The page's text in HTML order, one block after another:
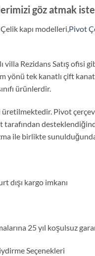
göz atmak
kapı modelleri, Pivot
villa Rezidans Satış ofisi
yönü tek kanatlı çift
ürünlerdir.
Pivot
ile birlikte
dışı kargo imkanı
25 yıl koşulsuz
Seçenekleri